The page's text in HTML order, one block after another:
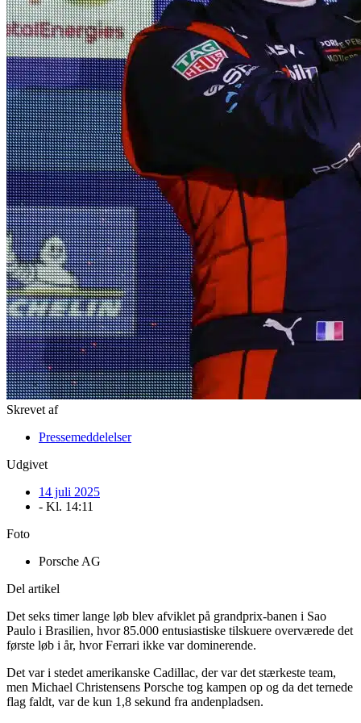
Skrevet af
Pressemeddelelser
Udgivet
14 juli 2025
- Kl. 14:11
Foto
Porsche AG
Del artikel
Det seks timer lange løb blev afviklet på grandprix-banen i Sao
Paulo i Brasilien, hvor 85.000 entusiastiske tilskuere overværede det
første løb i år, hvor Ferrari ikke var dominerende.
Det var i stedet amerikanske Cadillac, der var det stærkeste team,
men Michael Christensens Porsche tog kampen op og da det ternede
flag faldt, var de kun 1,8 sekund fra andenpladsen.